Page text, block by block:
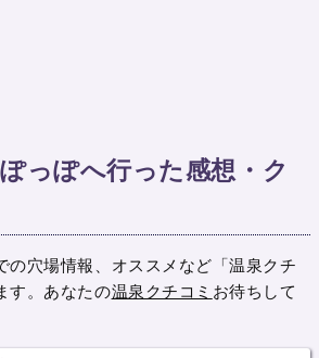
っぽへ行った感想・ク
の穴場情報、オススメなど「温泉クチ
す。あなたの温泉クチコミ お待ちして